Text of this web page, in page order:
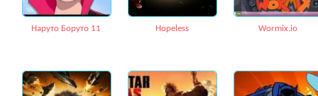
Наруто Боруто 11 Hopeless Wormix.io